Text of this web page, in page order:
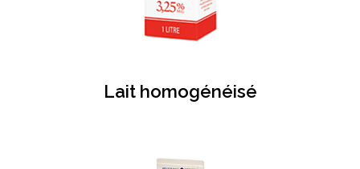
Lait homogénéisé